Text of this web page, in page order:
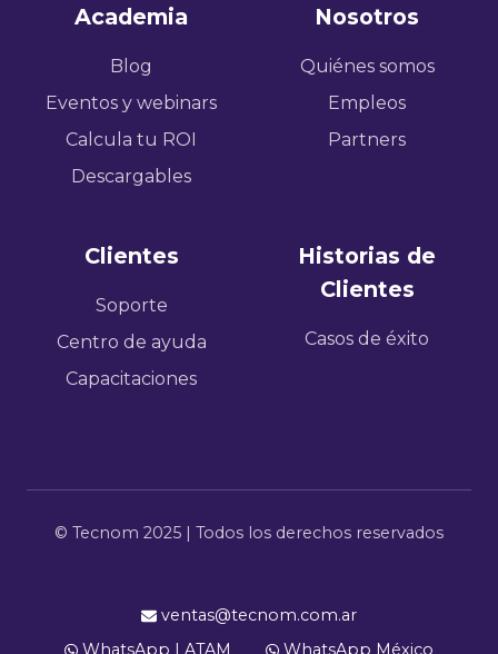
Academia
Blog
Eventos y webinars
Calcula tu ROI
Descargables
Nosotros
Quiénes somos
Empleos
Partners
Clientes
Soporte
Centro de ayuda
Capacitaciones
Historias de
Clientes
Casos de éxito
© Tecnom 2025 | Todos los derechos reservados
ventas@tecnom.com.ar
WhatsApp LATAM
WhatsApp México